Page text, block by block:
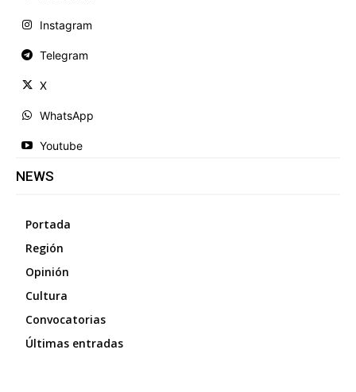
Instagram
Telegram
X
WhatsApp
Youtube
NEWS
Portada
Región
Opinión
Cultura
Convocatorias
Últimas entradas